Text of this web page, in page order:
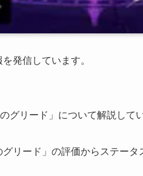
発信しています。
グリード」について解説してい
リード」の評価からステー